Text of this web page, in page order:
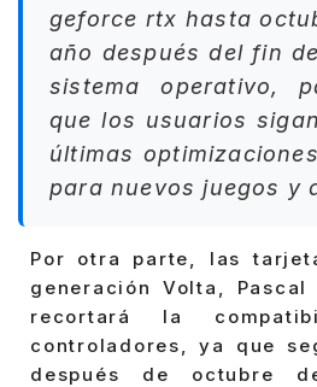
geforce rtx hasta
año después del fin
sistema operativo,
que los usuarios
últimas
para nuevos juegos y
Por otra parte, las
generación Volta,
recortará la
controladores, ya que
después de octubre